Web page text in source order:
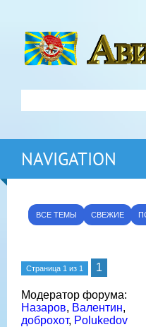
NAVIGATION
ВСЕ ТЕМЫ СВЕЖИЕ
Страница 1 из 1 1
Модератор форума:
Назаров, Валентин,
доброхот, Polukedov